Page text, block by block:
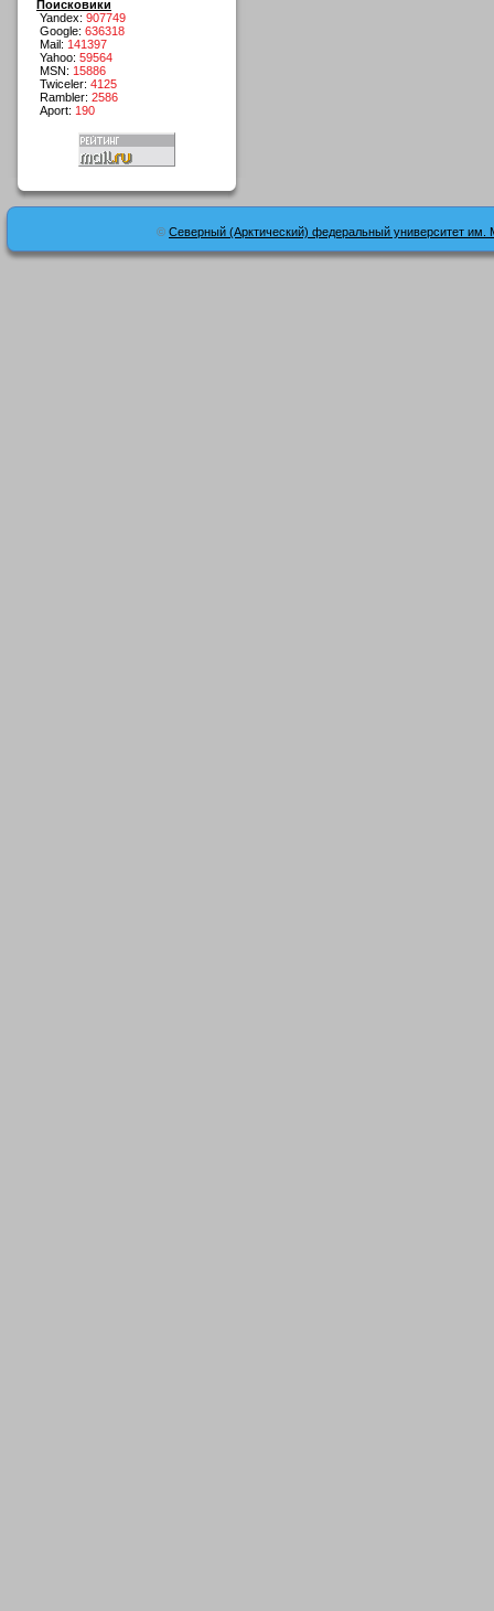
Поисковики
Yandex: 907749
Google: 636318
Mail: 141397
Yahoo: 59564
MSN: 15886
Twiceler: 4125
Rambler: 2586
Aport: 190
© Северный (Арктический) федеральный университет